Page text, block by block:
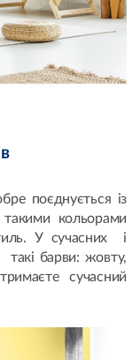
поєднується із
кольорами
У сучасних і
барви: жовту,
сучасний